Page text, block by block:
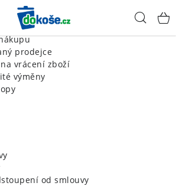
firma
prodejce
vrácení zboží
výměny
od smlouvy